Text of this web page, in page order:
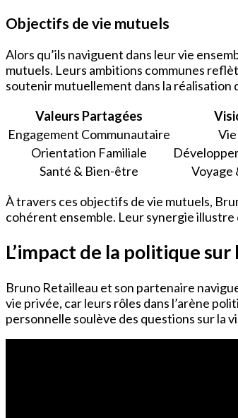
Objectifs de vie mutuels
Alors qu’ils naviguent dans leur vie
mutuels. Leurs ambitions communes
soutenir mutuellement dans la
Valeurs Partagées
Engagement Communautaire
Orientation Familiale
Santé & Bien-être
Voyage
À travers ces objectifs de vie mutuels,
cohérent ensemble. Leur synergie
L’impact de la politique
Bruno Retailleau et son partenaire
vie privée, car leurs rôles dans l’arène
personnelle soulève des questions sur la